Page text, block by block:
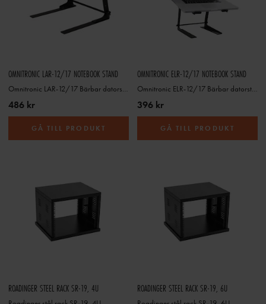
OMNITRONIC LAR-12/17 NOTEBOOK STAND
Omnitronic LAR-12/17 Bärbar datorstativ mm
486 kr
GÅ TILL PRODUKT
OMNITRONIC ELR-12/17 NOTEBOOK STAND
Omnitronic ELR-12/17 Bärbar datorstativ mm
396 kr
GÅ TILL PRODUKT
ROADINGER STEEL RACK SR-19, 4U ROADINGER STEEL RACK SR-19, 6U